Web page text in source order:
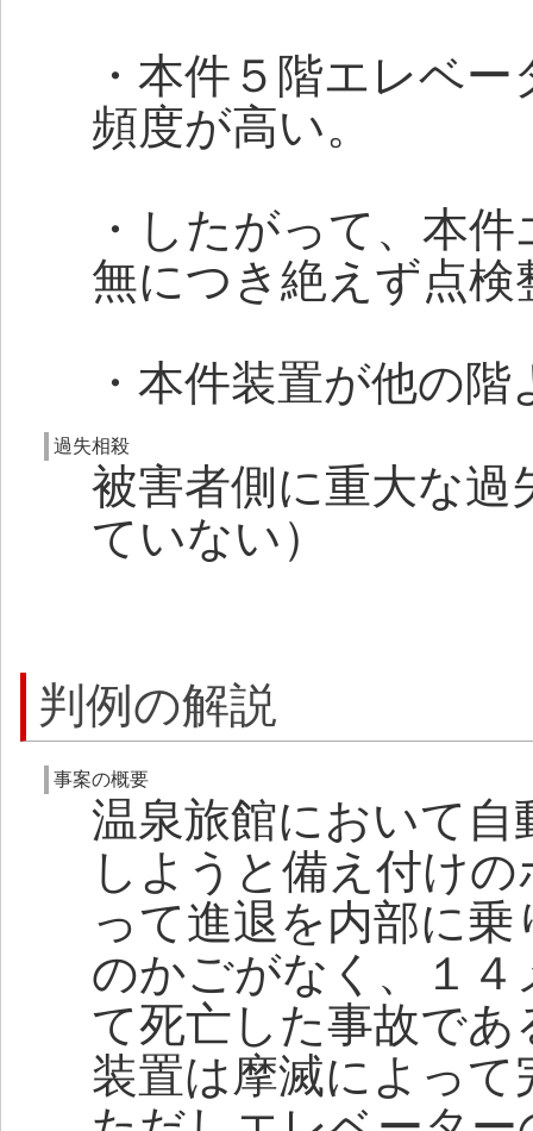
・本件５階エレベ
頻度が高い。
・したがって、本
無につき絶えず点
・本件装置が他の
過失相殺
被害者側に重大な過
ていない）
判例の解説
事案の概要
温泉旅館において
しようと備え付け
って進退を内部に
のかごがなく、１
て死亡した事故で
装置は摩滅によっ